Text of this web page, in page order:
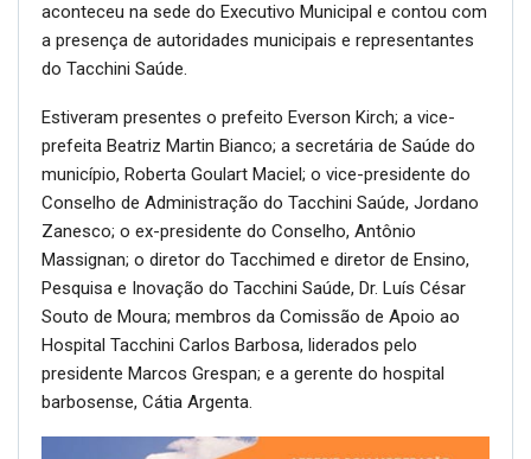
aconteceu na sede do Executivo Municipal e contou com
a presença de autoridades municipais e representantes
do Tacchini Saúde.
Estiveram presentes o prefeito Everson Kirch; a vice-
prefeita Beatriz Martin Bianco; a secretária de Saúde do
município, Roberta Goulart Maciel; o vice-presidente do
Conselho de Administração do Tacchini Saúde, Jordano
Zanesco; o ex-presidente do Conselho, Antônio
Massignan; o diretor do Tacchimed e diretor de Ensino,
Pesquisa e Inovação do Tacchini Saúde, Dr. Luís César
Souto de Moura; membros da Comissão de Apoio ao
Hospital Tacchini Carlos Barbosa, liderados pelo
presidente Marcos Grespan; e a gerente do hospital
barbosense, Cátia Argenta.